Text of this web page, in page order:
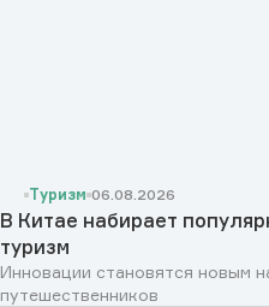
Туризм 06.08.2026
В Китае набирает
туризм
Инновации становятся новым
путешественников